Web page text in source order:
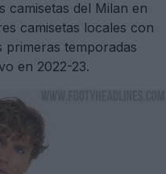
camisetas del Milan en
camisetas locales con
primeras temporadas
en 2022-23.